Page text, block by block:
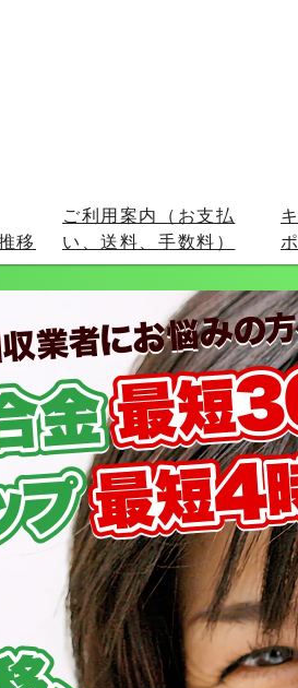
移
ご利用案内（お支払
い、送料、手数料）